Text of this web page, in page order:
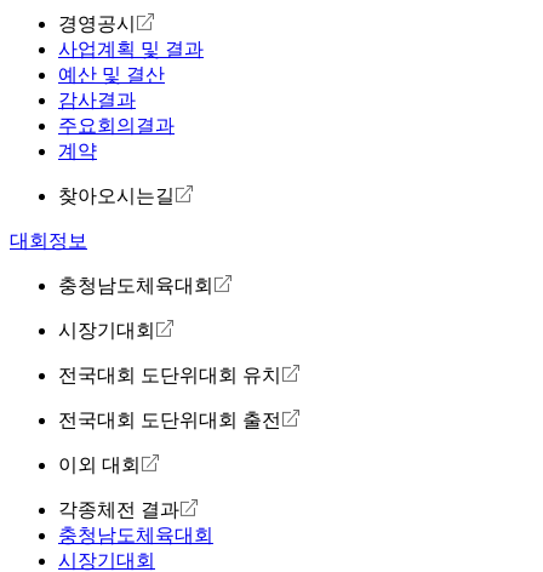
경영공시
사업계획 및 결과
예산 및 결산
감사결과
주요회의결과
계약
찾아오시는길
대회정보
충청남도체육대회
시장기대회
전국대회 도단위대회 유치
전국대회 도단위대회 출전
이외 대회
각종체전 결과
충청남도체육대회
시장기대회